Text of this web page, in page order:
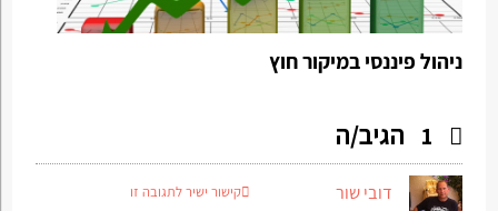
ניהול פיננסי במיקור חוץ
1 הגיב/ה
דובי שור
קישור ישיר לתגובה זו